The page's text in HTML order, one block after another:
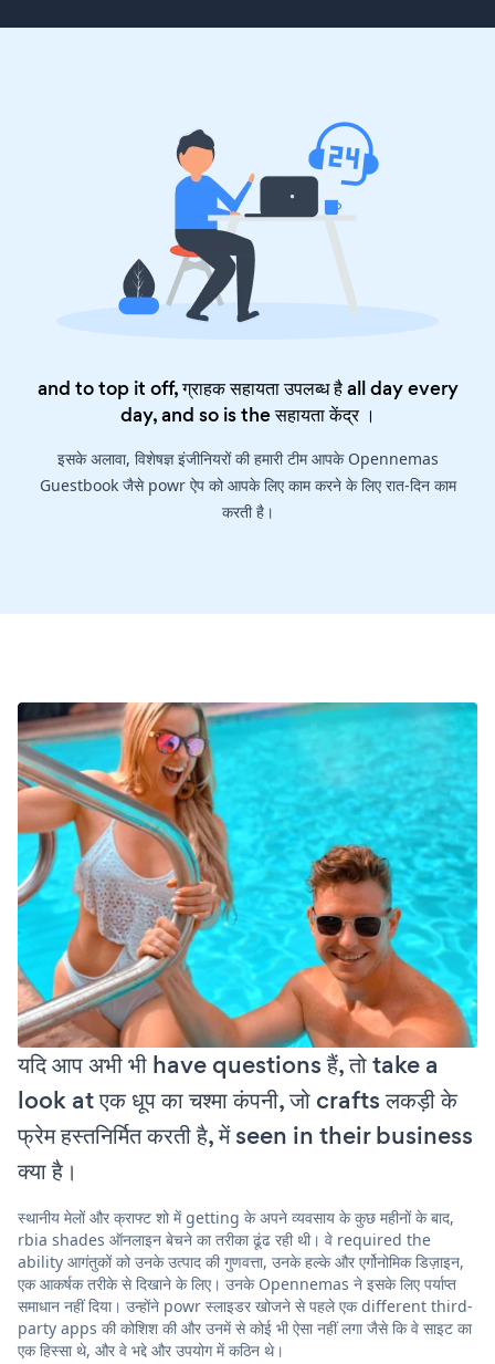
and to top it off, ग्राहक सहायता उपलब्ध है all day every
day, and so is theसहायता केंद्र।
इसके अलावा, विशेषज्ञ इंजीनियरों की हमारी टीम आपके Opennemas
Guestbook जैसे powr ऐप को आपके लिए काम करने के लिए रात-दिन काम
करती है।
यदि आप अभी भी have questions हैं, तो take a
look at एक धूप का चश्मा कंपनी, जो crafts लकड़ी के
फ्रेम हस्तनिर्मित करती है, में seen in their business
क्या है।
स्थानीय मेलों और क्राफ्ट शो में getting के अपने व्यवसाय के कुछ महीनों के बाद,
rbia shades ऑनलाइन बेचने का तरीका ढूंढ रही थी। वे required the
ability आगंतुकों को उनके उत्पाद की गुणवत्ता, उनके हल्के और एर्गोनोमिक डिज़ाइन,
एक आकर्षक तरीके से दिखाने के लिए। उनके Opennemas ने इसके लिए पर्याप्त
समाधान नहीं दिया। उन्होंने powr स्लाइडर खोजने से पहले एक different third-
party apps की कोशिश की और उनमें से कोई भी ऐसा नहीं लगा जैसे कि वे साइट का
एक हिस्सा थे, और वे भद्दे और उपयोग में कठिन थे।